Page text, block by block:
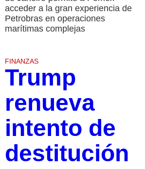
acceder a la gran experiencia de
Petrobras en operaciones
marítimas complejas
FINANZAS
Trump
renueva
intento de
destitución